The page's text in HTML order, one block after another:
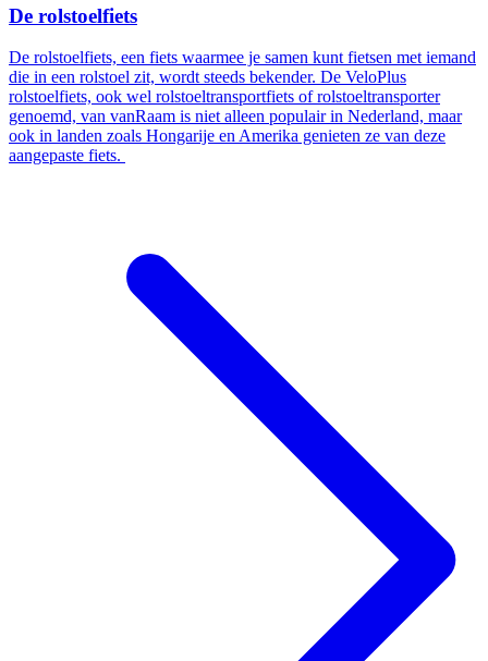
De rolstoelfiets
De rolstoelfiets, een fiets waarmee je samen kunt fietsen met iemand
die in een rolstoel zit, wordt steeds bekender. De VeloPlus
rolstoelfiets, ook wel rolstoeltransportfiets of rolstoeltransporter
genoemd, van vanRaam is niet alleen populair in Nederland, maar
ook in landen zoals Hongarije en Amerika genieten ze van deze
aangepaste fiets.